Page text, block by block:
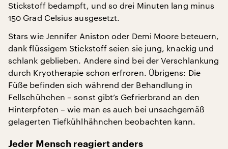
Stickstoff bedampft, und so drei Minuten lang minus
150 Grad Celsius ausgesetzt.
Stars wie Jennifer Aniston oder Demi Moore beteuern,
dank flüssigem Stickstoff seien sie jung, knackig und
schlank geblieben. Andere sind bei der Verschlankung
durch Kryotherapie schon erfroren. Übrigens: Die
Füße befinden sich während der Behandlung in
Fellschühchen – sonst gibt’s Gefrierbrand an den
Hinterpfoten – wie man es auch bei unsachgemäß
gelagerten Tiefkühlhähnchen beobachten kann.
Jeder Mensch reagiert anders